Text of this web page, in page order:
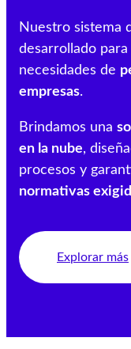
Nuestro sistema
desarrollado
necesidades de
empresas.
Brindamos una
en la nube,
procesos y
normativas
Explorar más